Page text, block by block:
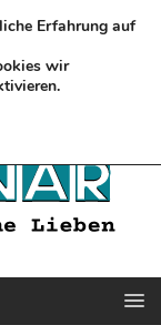
Erfahrung auf
wir